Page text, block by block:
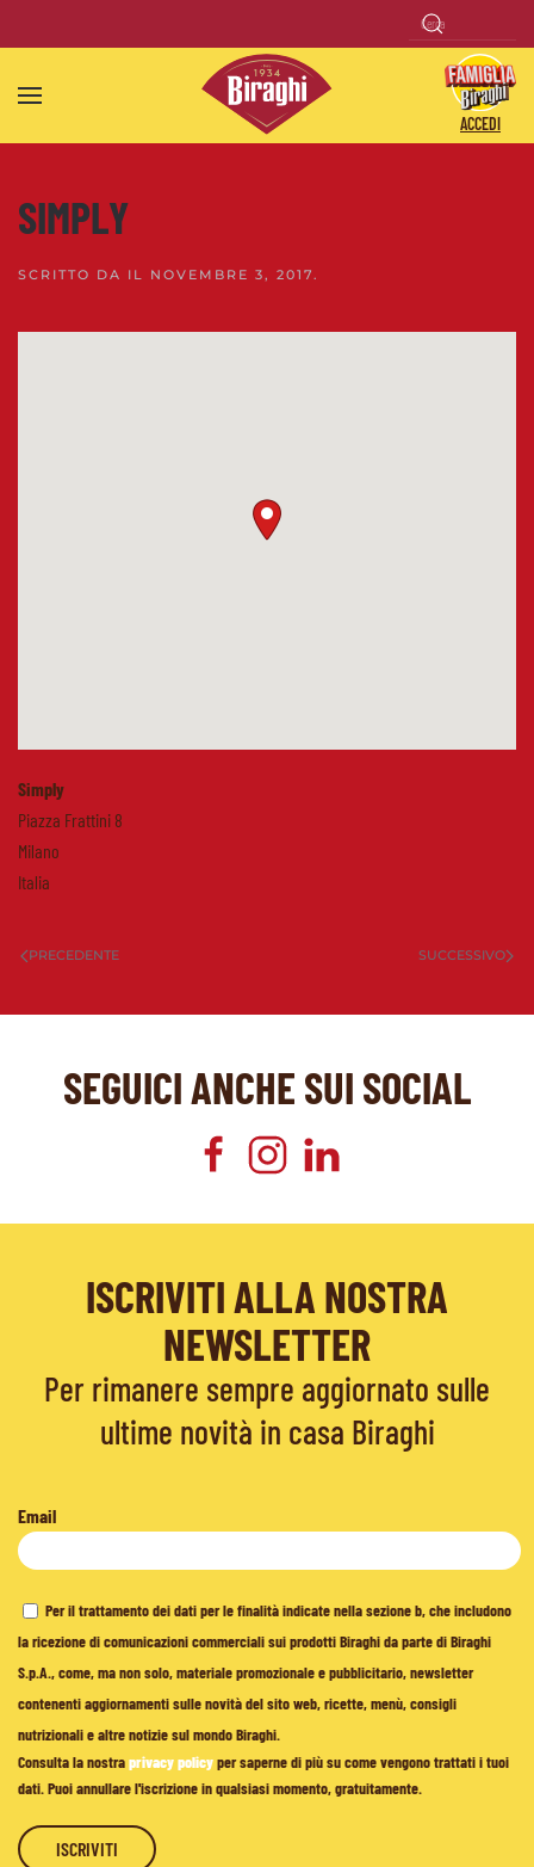
Skip to main content
ACCEDI
SIMPLY
SCRITTO DA IL NOVEMBRE 3, 2017.
Simply
Piazza Frattini 8
Milano
Italia
PRECEDENTE SUCCESSIVO
SEGUICI ANCHE SUI SOCIAL
ISCRIVITI ALLA NOSTRA
NEWSLETTER
Per rimanere sempre aggiornato sulle
ultime novità in casa Biraghi
Email
Per il trattamento dei dati per le finalità indicate nella sezione b, che includono
la ricezione di comunicazioni commerciali sui prodotti Biraghi da parte di Biraghi
S.p.A., come, ma non solo, materiale promozionale e pubblicitario, newsletter
contenenti aggiornamenti sulle novità del sito web, ricette, menù, consigli
nutrizionali e altre notizie sul mondo Biraghi.
Consulta la nostraprivacy policyper saperne di più su come vengono trattati i tuoi
dati. Puoi annullare l'iscrizione in qualsiasi momento, gratuitamente.